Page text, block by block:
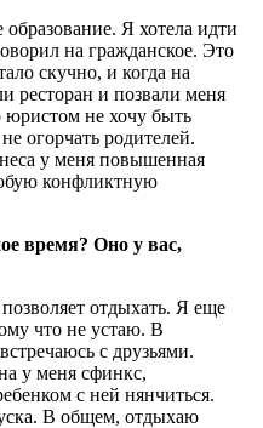
Я хотела идти
на гражданское. Это
скучно, и когда на
ресторан и позвали меня
юристом не хочу быть
огорчать родителей.
у меня повышенная
конфликтную
время? Оно у вас,
отдыхать. Я еще
что не устаю. В
с друзьями.
у меня сфинкс,
с ней нянчиться.
В общем, отдыхаю